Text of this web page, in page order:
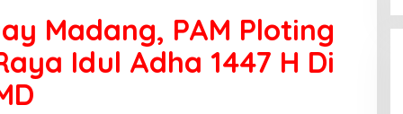
Madang, PAM Ploting
Idul Adha 1447 H Di